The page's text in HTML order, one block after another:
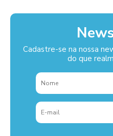
Cadastre-se na nossa
do que